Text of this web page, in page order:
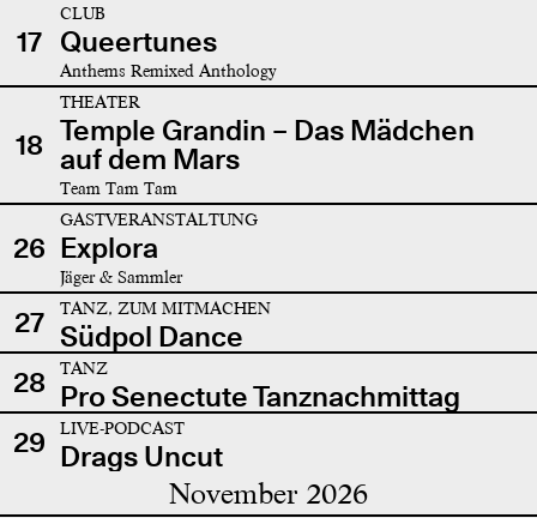
17
CLUB
Queertunes
Anthems Remixed Anthology
18
THEATER
Temple Grandin – Das Mädchen
auf dem Mars
Team Tam Tam
26
GASTVERANSTALTUNG
Explora
Jäger & Sammler
27 TANZ, ZUM MITMACHEN
Südpol Dance
28
TANZ
Pro Senectute Tanznachmittag
29
LIVE-PODCAST
Drags Uncut
November 2026